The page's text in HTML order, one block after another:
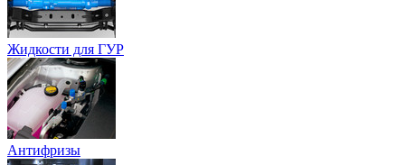
Жидкости для ГУР
Антифризы